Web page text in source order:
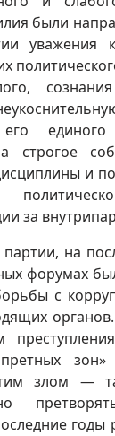
были
уважения
единого
строгое
и
за
на
форумах
с
злом —